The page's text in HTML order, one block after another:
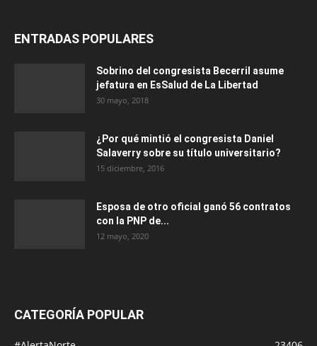
ENTRADAS POPULARES
Sobrino del congresista Becerril asume
jefatura en EsSalud de La Libertad
30 mayo, 2018
¿Por qué mintió el congresista Daniel
Salaverry sobre su título universitario?
15 diciembre, 2016
Esposa de otro oficial ganó 56 contratos
con la PNP de...
12 mayo, 2020
CATEGORÍA POPULAR